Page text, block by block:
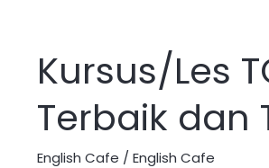
Kursus/Les
Terbaik dan
English Cafe /English Cafe
Kursus/Les
TOEFL/IELTS
PREPARATION
di
Bandung